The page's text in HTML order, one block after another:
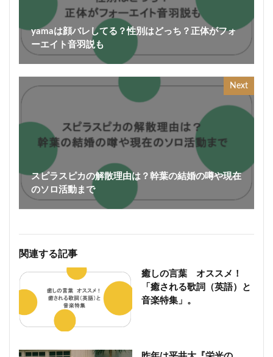
yamaは顔バレしてる？性別はどっち？正体がフォ
ーエイト音羽説も
Next
スピラスピカの解散理由は？幹葉の結婚の噂や現在
のソロ活動まで
関連する記事
癒しの言葉 オススメ！
「癒される歌詞（英語）と
音楽特集」。